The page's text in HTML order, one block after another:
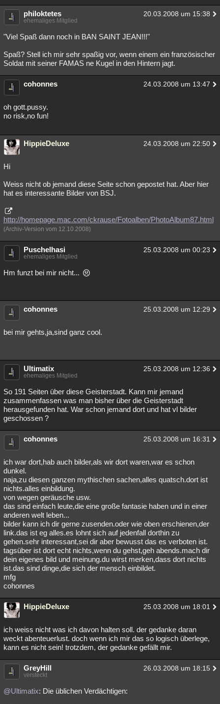
philoktetes 20.03.2008 um 15:38
ehemaliges Mitglied
"Viel Spaß dann noch in BAN SAINT JEAN!!!"
Spaß? Stell ich mir sehr spaßig vor, wenn einem ein französischer
Soldat mit seiner FAMAS ne Kugel in den Hintern jagt.
cohonnes 24.03.2008 um 13:47
oh gott.pussy.
no risk,no fun!
HippieDeluxe 24.03.2008 um 22:50
Hi
Weiss nicht ob jemand diese Seite schon gepostet hat. Aber hier
hat es interessante Bilder von BSJ.
http://homepage.mac.com/ckrause/Fotoalben/PhotoAlbum87.html
(Archiv-Version vom 12.10.2008)
Puschelhasi 25.03.2008 um 00:23
ehemaliges Mitglied
Hm funzt bei mir nicht...
cohonnes 25.03.2008 um 12:29
bei mir gehts,ja,sind ganz cool.
Ultimatix 25.03.2008 um 12:36
ehemaliges Mitglied
So 191 Seiten über diese Geisterstadt. Kann mir jemand
zusammenfassen was man bisher über die Geisterstadt
herausgefunden hat. War schon jemand dort und hat vl bilder
geschossen ?
cohonnes 25.03.2008 um 16:31
ich war dort,hab auch bilder,als wir dort waren,war es schon
dunkel.
naja,zu diesen ganzen mythischen sachen,alles quatsch.dort ist
nichts.alles einbildung.
von wegen geräusche usw.
das sind einfach leute,die eine große fantasie haben und in einer
anderen welt leben...
bilder kann ich dir gerne zusenden.oder wie oben erschienen,der
link.das ist eg alles.es lohnt sich auf jedenfall dorthin zu
gehen.sehr interessant,sei dir aber bewusst das es verboten ist.
tagsüber ist dort echt nichts,wenn du gehst,geh abends.mach dir
dein eigenes bild und meinung.du wirst merken,dass dort nichts
ist.das sind dinge,die sich der mensch einbildet.
mfg
cohonnes
HippieDeluxe 25.03.2008 um 18:01
ich weiss nicht was ich davon halten soll. der gedanke daran
weckt abenteuerlust. doch wenn ich mir das so logisch überlege,
kann es nicht sein! trotzdem, der gedanke gefällt mir.
GreyHill 26.03.2008 um 18:15
versteckt
@Ultimatix: Die üblichen Verdächtigen: